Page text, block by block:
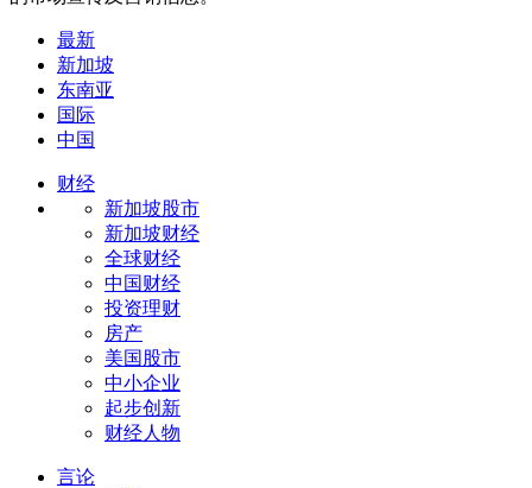
最新
新加坡
东南亚
国际
中国
财经
新加坡股市
新加坡财经
全球财经
中国财经
投资理财
房产
美国股市
中小企业
起步创新
财经人物
言论